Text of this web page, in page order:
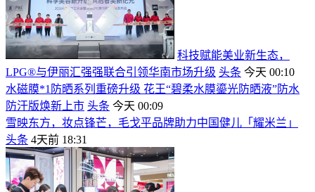
科技赋能美业新生态，
LPG®与伊丽汇强强联合引领华南市场升级 头条 今天 00:10
水磁膜*1防晒系列重磅升级 花王“碧柔水膜鎏光防晒液”防水
防汗版焕新上市 头条 今天 00:09
雪映东方，妆点锋芒，毛戈平品牌助力中国健儿「耀米兰」
头条 4天前 18:31